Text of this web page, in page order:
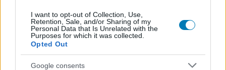
I want to opt-out of Collection, Use,
Retention, Sale, and/or Sharing of my
Personal Data that Is Unrelated with the
Purposes for which it was collected.
Opted Out
Google consents
A Neo Geo X önmagában is